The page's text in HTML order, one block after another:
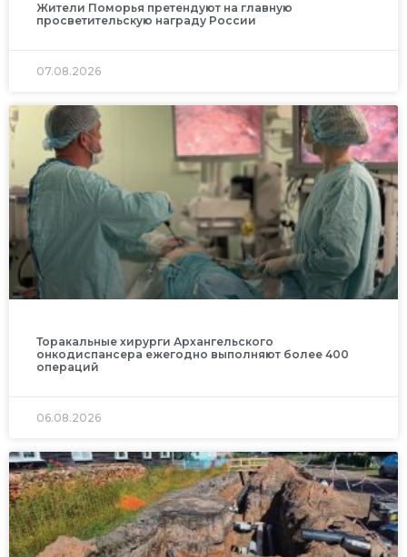
Жители Поморья претендуют на главную
просветительскую награду России
07.08.2026
Торакальные хирурги Архангельского
онкодиспансера ежегодно выполняют более 400
операций
06.08.2026